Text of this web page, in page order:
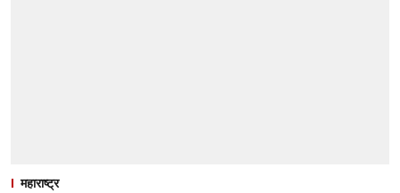
महाराष्ट्र